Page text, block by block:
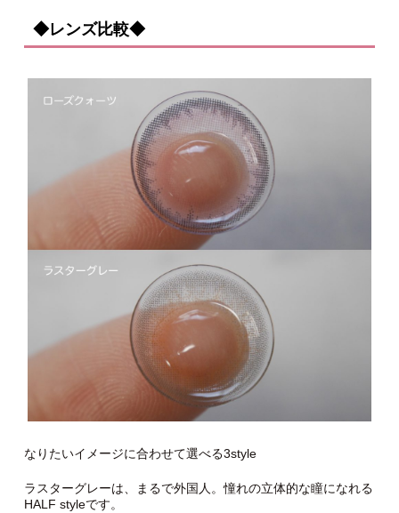
◆レンズ比較◆
なりたいイメージに合わせて選べる3style
ラスターグレーは、まるで外国人。憧れの立体的な瞳になれる
HALF styleです。